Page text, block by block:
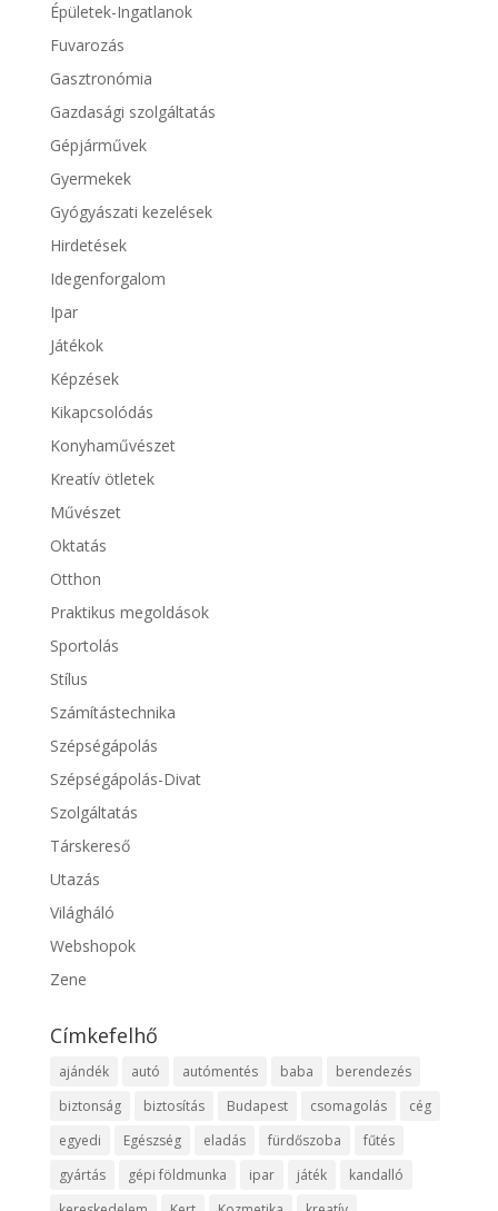
Épületek-Ingatlanok
Fuvarozás
Gasztronómia
Gazdasági szolgáltatás
Gépjárművek
Gyermekek
Gyógyászati kezelések
Hirdetések
Idegenforgalom
Ipar
Játékok
Képzések
Kikapcsolódás
Konyhaművészet
Kreatív ötletek
Művészet
Oktatás
Otthon
Praktikus megoldások
Sportolás
Stílus
Számítástechnika
Szépségápolás
Szépségápolás-Divat
Szolgáltatás
Társkereső
Utazás
Világháló
Webshopok
Zene
Címkefelhő
ajándék autó autómentés baba
berendezés
biztonság
biztosítás Budapest csomagolás
cég
egyedi
Egészség eladás fürdőszoba
fűtés
gyártás
gépi földmunka ipar játék
kandalló